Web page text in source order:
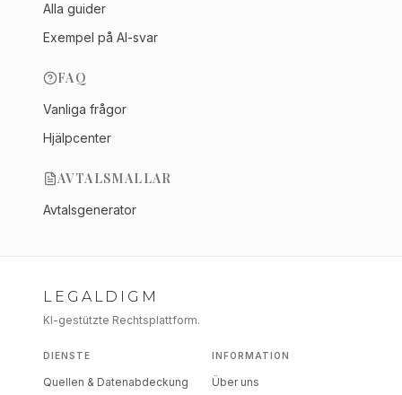
Alla guider
Exempel på AI-svar
FAQ
Vanliga frågor
Hjälpcenter
AVTALSMALLAR
Avtalsgenerator
LEGALDIGM
KI-gestützte Rechtsplattform.
DIENSTE
Quellen & Datenabdeckung
INFORMATION
Über uns